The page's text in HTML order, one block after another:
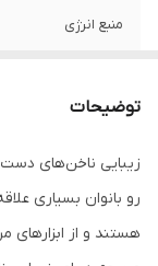
منبع انرژی
توضیحات
زیبایی ناخن‌های
رو بانوان بسیاری
هستند و از ابزارهای